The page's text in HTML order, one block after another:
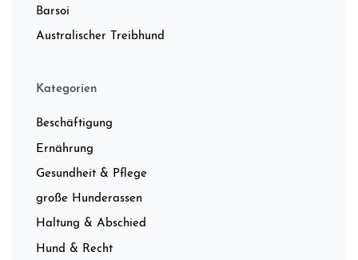
Barsoi
Australischer Treibhund
Kategorien
Beschäftigung
Ernährung
Gesundheit & Pflege
große Hunderassen
Haltung & Abschied
Hund & Recht